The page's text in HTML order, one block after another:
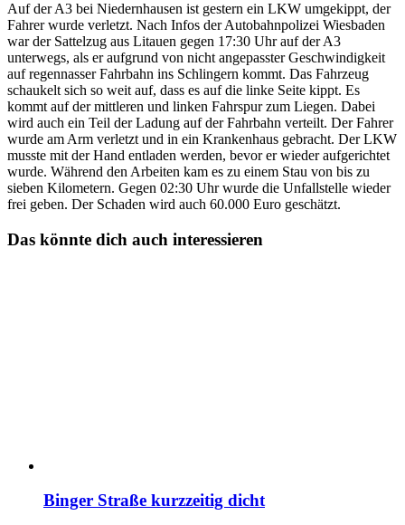
Auf der A3 bei Niedernhausen ist gestern ein LKW umgekippt, der
Fahrer wurde verletzt. Nach Infos der Autobahnpolizei Wiesbaden
war der Sattelzug aus Litauen gegen 17:30 Uhr auf der A3
unterwegs, als er aufgrund von nicht angepasster Geschwindigkeit
auf regennasser Fahrbahn ins Schlingern kommt. Das Fahrzeug
schaukelt sich so weit auf, dass es auf die linke Seite kippt. Es
kommt auf der mittleren und linken Fahrspur zum Liegen. Dabei
wird auch ein Teil der Ladung auf der Fahrbahn verteilt. Der Fahrer
wurde am Arm verletzt und in ein Krankenhaus gebracht. Der LKW
musste mit der Hand entladen werden, bevor er wieder aufgerichtet
wurde. Während den Arbeiten kam es zu einem Stau von bis zu
sieben Kilometern. Gegen 02:30 Uhr wurde die Unfallstelle wieder
frei geben. Der Schaden wird auch 60.000 Euro geschätzt.
Das könnte dich auch interessieren
Binger Straße kurzzeitig dicht